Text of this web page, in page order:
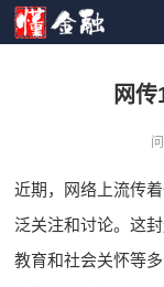
网
近期，网络上流传
泛关注和讨论。这
教育和社会关怀等